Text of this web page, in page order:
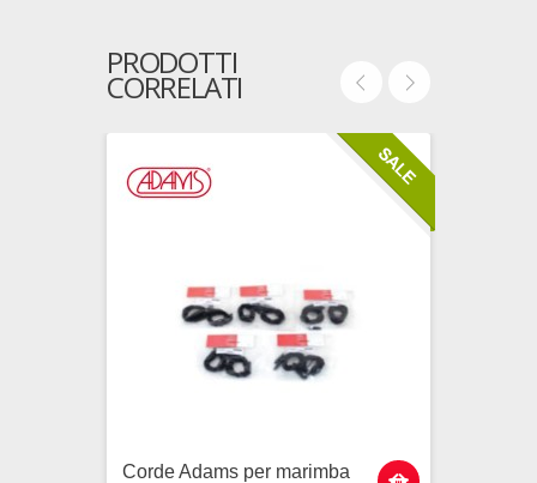
PRODOTTI
CORRELATI
Corde Adams per marimba